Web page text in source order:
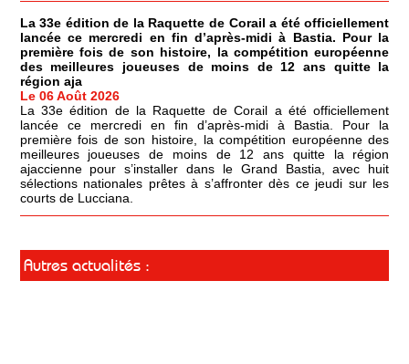
La 33e édition de la Raquette de Corail a été officiellement
lancée ce mercredi en fin d’après-midi à Bastia. Pour la
première fois de son histoire, la compétition européenne
des meilleures joueuses de moins de 12 ans quitte la
région aja
Le 06 Août 2026
La 33e édition de la Raquette de Corail a été officiellement
lancée ce mercredi en fin d’après-midi à Bastia. Pour la
première fois de son histoire, la compétition européenne des
meilleures joueuses de moins de 12 ans quitte la région
ajaccienne pour s’installer dans le Grand Bastia, avec huit
sélections nationales prêtes à s’affronter dès ce jeudi sur les
courts de Lucciana.
Autres actualités :